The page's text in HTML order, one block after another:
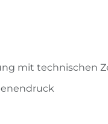
mit technischen